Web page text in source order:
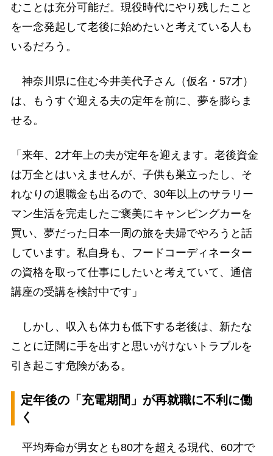
むことは充分可能だ。現役時代にやり残したこと
を一念発起して老後に始めたいと考えている人も
いるだろう。
神奈川県に住む今井美代子さん（仮名・57才）
は、もうすぐ迎える夫の定年を前に、夢を膨らま
せる。
「来年、2才年上の夫が定年を迎えます。老後資金
は万全とはいえませんが、子供も巣立ったし、そ
れなりの退職金も出るので、30年以上のサラリー
マン生活を完走したご褒美にキャンピングカーを
買い、夢だった日本一周の旅を夫婦でやろうと話
しています。私自身も、フードコーディネーター
の資格を取って仕事にしたいと考えていて、通信
講座の受講を検討中です」
しかし、収入も体力も低下する老後は、新たな
ことに迂闊に手を出すと思いがけないトラブルを
引き起こす危険がある。
定年後の「充電期間」が再就職に不利に働
く
平均寿命が男女とも80才を超える現代、60才で